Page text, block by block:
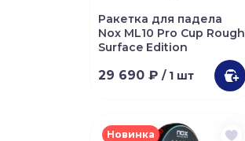
Ракетка для падела
Nox ML10 Pro Cup Rough
Surface Edition
29 690 ₽ / 1 шт
Новинка